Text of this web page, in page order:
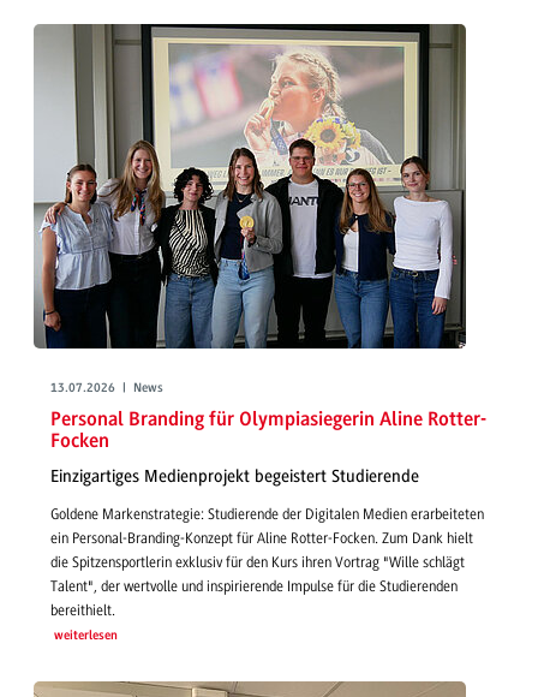
13.07.2026 | News
Personal Branding für Olympiasiegerin Aline Rotter-
Focken
Einzigartiges Medienprojekt begeistert Studierende
Goldene Markenstrategie: Studierende der Digitalen Medien erarbeiteten
ein Personal-Branding-Konzept für Aline Rotter-Focken. Zum Dank hielt
die Spitzensportlerin exklusiv für den Kurs ihren Vortrag "Wille schlägt
Talent", der wertvolle und inspirierende Impulse für die Studierenden
bereithielt.
weiterlesen